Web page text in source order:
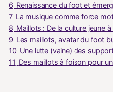
6 Renaissance du foot et
7 La musique comme force
8 Maillots : De la culture jeune
9 Les maillots, avatar du foot
10 Une lutte (vaine) des
11 Des maillots à foison pour